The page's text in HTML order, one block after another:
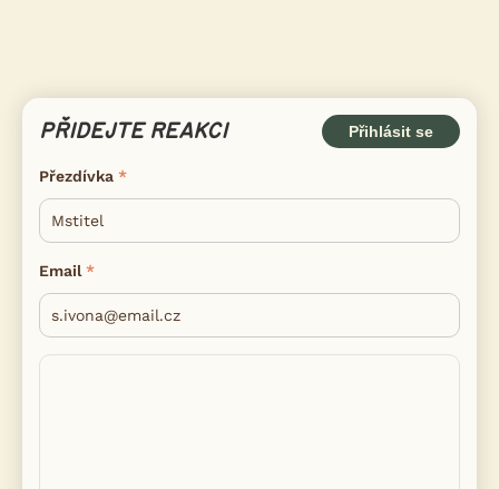
PŘIDEJTE REAKCI Přihlásit se
Přezdívka
Email